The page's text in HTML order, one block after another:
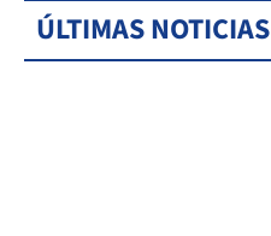
ÚLTIMAS NOTICIAS